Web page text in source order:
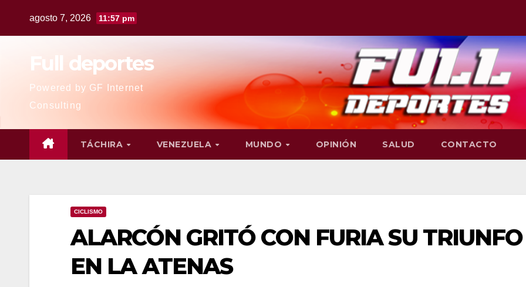
agosto 7, 2026 11:57 pm
Full deportes
Powered by GF Internet
Consulting
TÁCHIRA VENEZUELA MUNDO OPINIÓN SALUD CONTACTO
CICLISMO
ALARCÓN GRITÓ CON FURIA SU TRIUNFO
EN LA ATENAS